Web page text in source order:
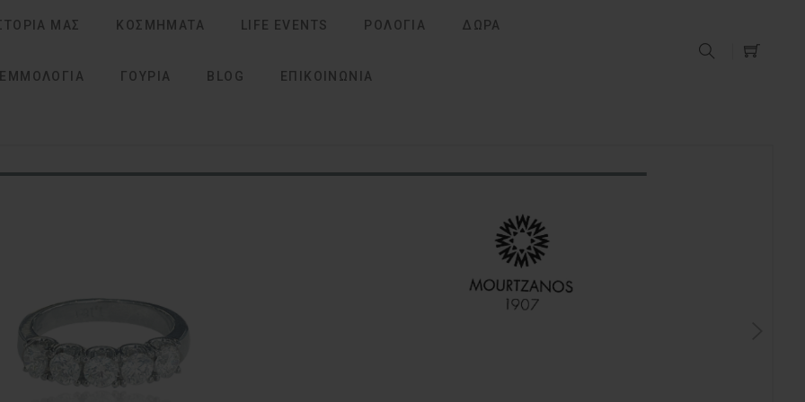
ΜΑΣ ΚΟΣΜΗΜΑΤΑ LIFE EVENTS ΡΟΛΌΓΙΑ ΔΩΡΑ
ΓΟΎΡΙΑ BLOG ΕΠΙΚΟΙΝΩΝΙΑ